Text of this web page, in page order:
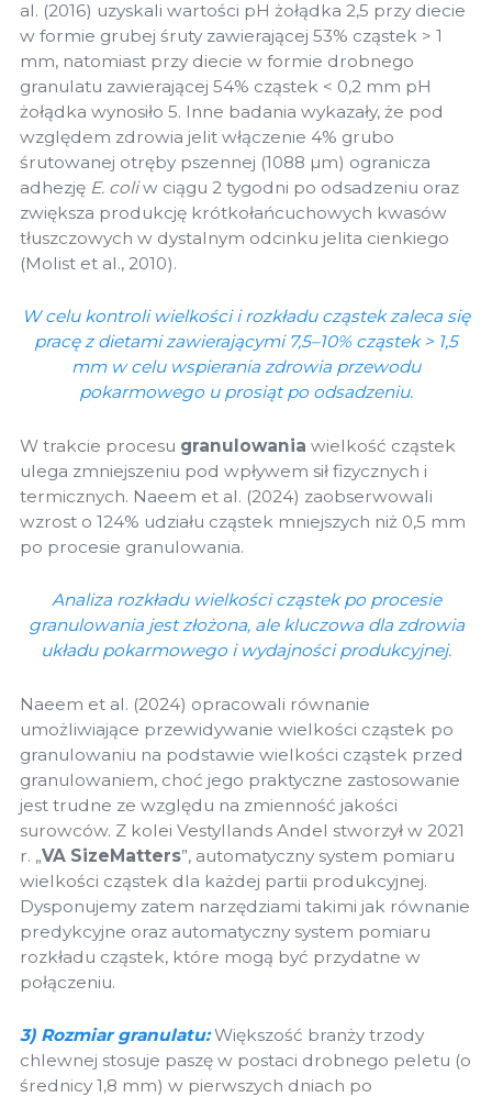
al. (2016) uzyskali wartości pH żołądka 2,5 przy diecie
w formie grubej śruty zawierającej 53% cząstek > 1
mm, natomiast przy diecie w formie drobnego
granulatu zawierającej 54% cząstek < 0,2 mm pH
żołądka wynosiło 5. Inne badania wykazały, że pod
względem zdrowia jelit włączenie 4% grubo
śrutowanej otręby pszennej (1088 µm) ogranicza
adhezję E. coliw ciągu 2 tygodni po odsadzeniu oraz
zwiększa produkcję krótkołańcuchowych kwasów
tłuszczowych w dystalnym odcinku jelita cienkiego
(Molist et al., 2010).
W celu kontroli wielkości i rozkładu cząstek zaleca się
pracę z dietami zawierającymi 7,5–10% cząstek > 1,5
mm w celu wspierania zdrowia przewodu
pokarmowego u prosiąt po odsadzeniu.
W trakcie procesu granulowania wielkość cząstek
ulega zmniejszeniu pod wpływem sił fizycznych i
termicznych. Naeem et al. (2024) zaobserwowali
wzrost o 124% udziału cząstek mniejszych niż 0,5 mm
po procesie granulowania.
Analiza rozkładu wielkości cząstek po procesie
granulowania jest złożona, ale kluczowa dla zdrowia
układu pokarmowego i wydajności produkcyjnej.
Naeem et al. (2024) opracowali równanie
umożliwiające przewidywanie wielkości cząstek po
granulowaniu na podstawie wielkości cząstek przed
granulowaniem, choć jego praktyczne zastosowanie
jest trudne ze względu na zmienność jakości
surowców. Z kolei Vestyllands Andel stworzył w 2021
r. „VA SizeMatters”, automatyczny system pomiaru
wielkości cząstek dla każdej partii produkcyjnej.
Dysponujemy zatem narzędziami takimi jak równanie
predykcyjne oraz automatyczny system pomiaru
rozkładu cząstek, które mogą być przydatne w
połączeniu.
3) Rozmiar granulatu:Większość branży trzody
chlewnej stosuje paszę w postaci drobnego peletu (o
średnicy 1,8 mm) w pierwszych dniach po